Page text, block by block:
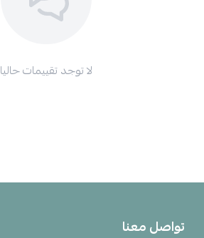
لا توجد تقييمات حاليا
تواصل معنا